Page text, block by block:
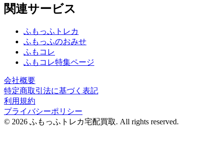
関連サービス
ふもっふトレカ
ふもっふのおみせ
ふもコレ
ふもコレ特集ページ
会社概要
特定商取引法に基づく表記
利用規約
プライバシーポリシー
© 2026 ふもっふトレカ宅配買取. All rights reserved.